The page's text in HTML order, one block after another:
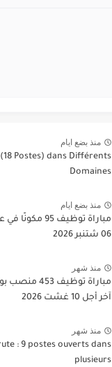
منذ بضع ايام
Postes) dans Différents
Domaines
منذ بضع ايام
مباراة توظيف
06 شتنبر 2026
منذ شهر
مباراة توظيف
آخر أجل 10 غشت 2026
منذ شهر
: 9 postes ouverts dans
plusieurs